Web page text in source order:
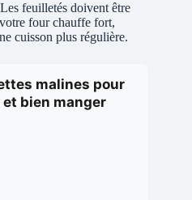
feuilletés doivent être
four chauffe fort,
cuisson plus régulière.
malines pour
bien manger